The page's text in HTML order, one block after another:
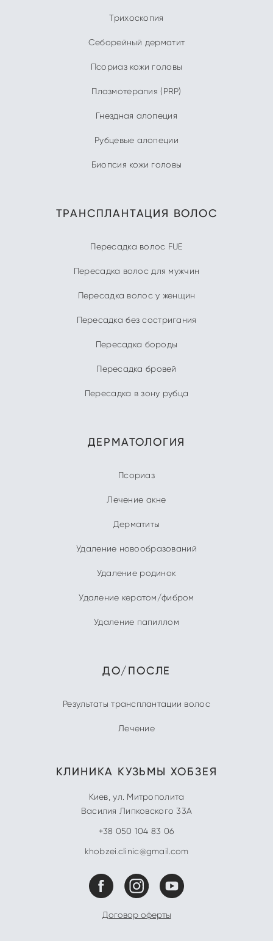
Трихоскопия
Себорейный дерматит
Псориаз кожи головы
Плазмотерапия (PRP)
Гнездная алопеция
Рубцевые алопеции
Биопсия кожи головы
ТРАНСПЛАНТАЦИЯ ВОЛОС
Пересадка волос FUE
Пересадка волос для мужчин
Пересадка волос у женщин
Пересадка без состригания
Пересадка бороды
Пересадка бровей
Пересадка в зону рубца
ДЕРМАТОЛОГИЯ
Псориаз
Лечение акне
Дерматиты
Удаление новообразований
Удаление родинок
Удаление кератом/фибром
Удаление папиллом
ДО/ПОСЛЕ
Результаты трансплантации волос
Лечение
КЛИНИКА КУЗЬМЫ ХОБЗЕЯ
Киев,ул. Митрополита
Василия Липковского 33А
+38 050 104 83 06
khobzei.clinic@gmail.com
Договор оферты